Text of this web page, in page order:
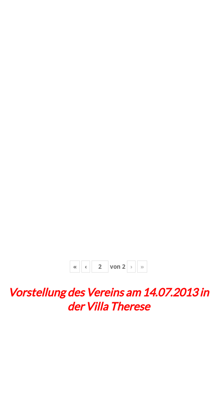
« ‹ von 2 › »
Vorstellung des Vereins am 14.07.2013 in
der Villa Therese